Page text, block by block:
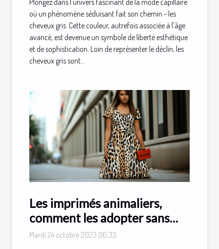
Plongez dans l'univers fascinant de la mode capillaire
où un phénomène séduisant fait son chemin - les
cheveux gris. Cette couleur, autrefois associée à l'âge
avancé, est devenue un symbole de liberté esthétique
et de sophistication. Loin de représenter le déclin, les
cheveux gris sont...
Les imprimés animaliers,
comment les adopter sans
faux-pas
Mardi 24 octobre 2023 06:33